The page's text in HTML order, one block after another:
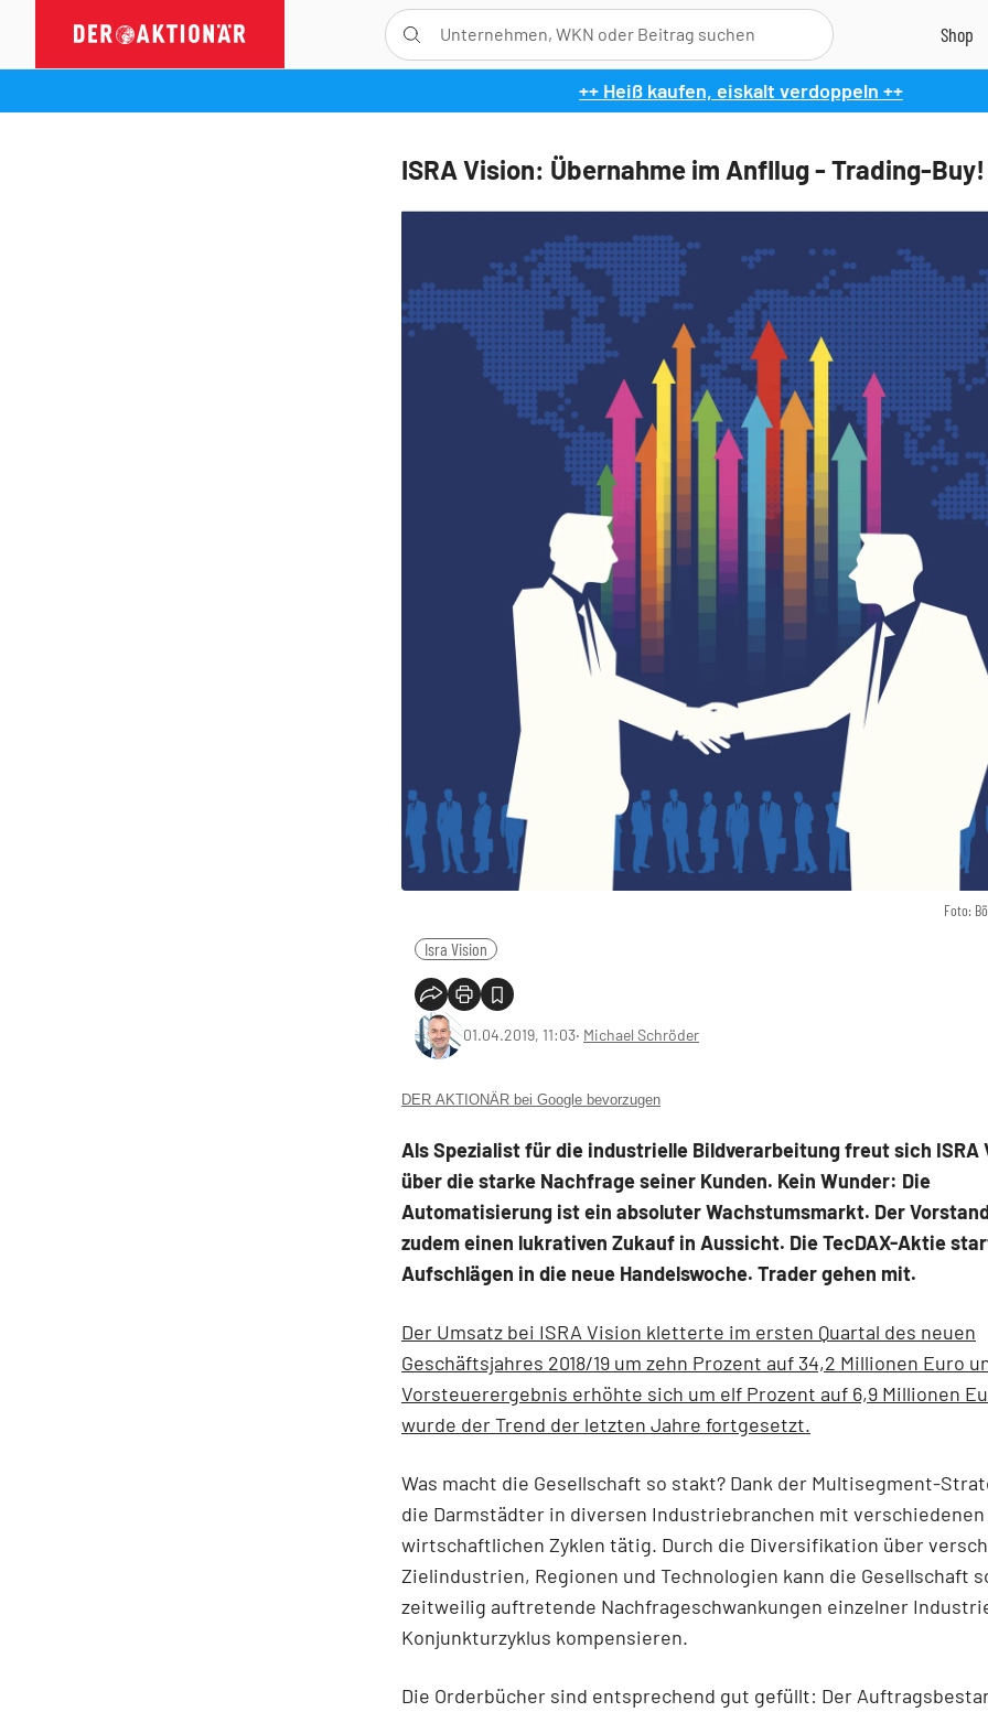
++ Heiß kaufen, eiskalt verdoppeln ++
ISRA Vision: Übernahme im Anfllug - Trading-Buy!
Foto:
Isra Vision
01.04.2019, 11:03‧ Michael Schröder
DER AKTIONÄR bei Google bevorzugen
Als Spezialist für die industrielle Bildverarbeitung freut sich ISRA
über die starke Nachfrage seiner Kunden. Kein Wunder: Die
Automatisierung ist ein absoluter Wachstumsmarkt. Der
zudem einen lukrativen Zukauf in Aussicht. Die TecDAX-Aktie
Aufschlägen in die neue Handelswoche. Trader gehen mit.
Der Umsatz bei ISRA Vision kletterte im ersten Quartal des neuen
Geschäftsjahres 2018/19 um zehn Prozent auf 34,2 Millionen Euro
Vorsteuerergebnis erhöhte sich um elf Prozent auf 6,9 Millionen
wurde der Trend der letzten Jahre fortgesetzt.
Was macht die Gesellschaft so stakt? Dank der Multisegment-
die Darmstädter in diversen Industriebranchen mit verschiedenen
wirtschaftlichen Zyklen tätig. Durch die Diversifikation über
Zielindustrien, Regionen und Technologien kann die Gesellschaft
zeitweilig auftretende Nachfrageschwankungen einzelner
Konjunkturzyklus kompensieren.
Die Orderbücher sind entsprechend gut gefüllt: Der